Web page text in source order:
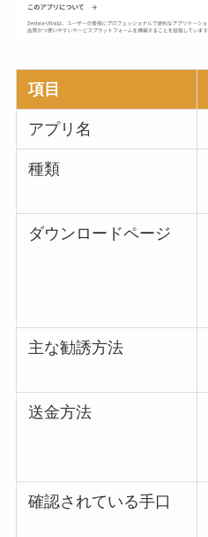
項目
アプリ名
種類
ダウンロードページ
主な勧誘方法
送金方法
確認されている手口